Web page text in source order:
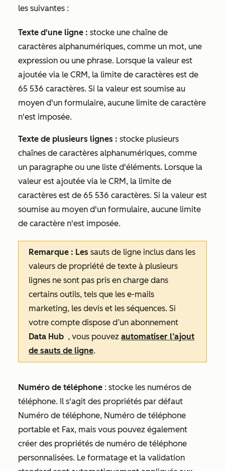
les suivantes :
Texte d'une ligne : stocke une chaîne de
caractères alphanumériques, comme un mot, une
expression ou une phrase. Lorsque la valeur est
ajoutée via le CRM, la limite de caractères est de
65 536 caractères. Si la valeur est soumise au
moyen d'un formulaire, aucune limite de caractère
n'est imposée.
Texte de plusieurs lignes : stocke plusieurs
chaînes de caractères alphanumériques, comme
un paragraphe ou une liste d'éléments. Lorsque la
valeur est ajoutée via le CRM, la limite de
caractères est de 65 536 caractères. Si la valeur est
soumise au moyen d'un formulaire, aucune limite
de caractère n'est imposée.
Remarque : Les sauts de ligne inclus dans les
valeurs de propriété de texte à plusieurs
lignes ne sont pas pris en charge dans
certains outils, tels que les e-mails
marketing, les devis et les séquences. Si
votre compte dispose d’un abonnement
Data Hub , vous pouvez automatiser l’ajout
de sauts de ligne.
Numéro de téléphone : stocke les numéros de
téléphone. Il s'agit des propriétés par défaut
Numéro de téléphone, Numéro de téléphone
portable et Fax, mais vous pouvez également
créer des propriétés de numéro de téléphone
personnalisées. Le formatage et la validation